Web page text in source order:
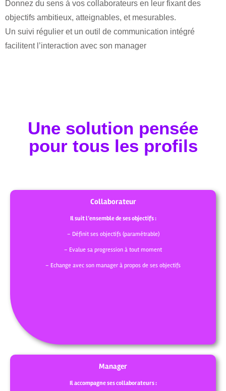
Donnez du sens à vos collaborateurs en leur fixant des
objectifs ambitieux, atteignables, et mesurables.
Un suivi régulier et un outil de communication intégré
facilitent l’interaction avec son manager
Une solution pensée
pour tous les profils
Collaborateur
Il suit l’ensemble de ses objectifs :
– Définit ses objectifs (paramétrable)
– Evalue sa progression à tout moment
– Echange avec son manager à propos de ses objectifs
Manager
Il accompagne ses collaborateurs :